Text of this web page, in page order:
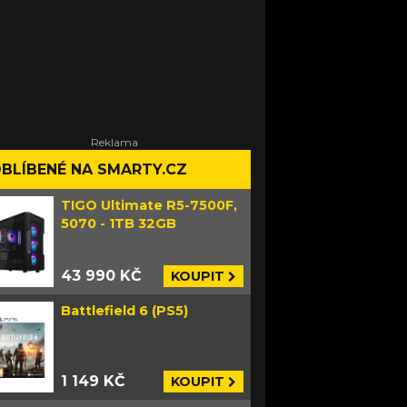
NA SMARTY.CZ
TIGO Ultimate R5-7500F,
5070 - 1TB 32GB
43 990 KČ KOUPIT
Battlefield 6 (PS5)
1 149 KČ KOUPIT